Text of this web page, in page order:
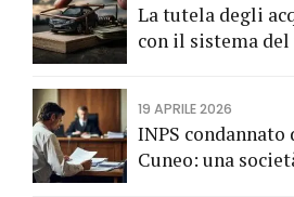
La tutela degli
con il sistema del finanziamento
19 APRILE 2026
INPS
Cuneo: una